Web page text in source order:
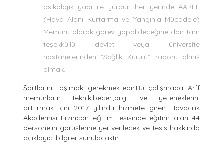
psikolojik yapı ile yurdun her yerinde AARFF
(Hava Alanı Kurtarma ve Yangınla Mücadele)
Memuru olarak görev yapabileceğine dair tam
teşekküllü devlet veya üniversite
hastanelerinden "Sağlık Kurulu" raporu almış
olmak.
Şartlarını taşımak gerekmektedir.Bu çalışmada Arff
memurların teknik,beceri,bilgi ve yeteneklerini
arttırmak için 2017 yılında hizmete giren Havacılık
Akademisi Erzincan eğitim tesisinde eğitim alan 44
personelin görüşlerine yer verilecek ve tesis hakkında
açıklayıcı bilgiler sunulacaktır.